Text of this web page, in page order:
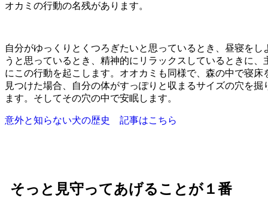
オカミの行動の名残があります。
自分がゆっくりとくつろぎたいと思っているとき、昼寝をし
うと思っているとき、精神的にリラックスしているときに、
にこの行動を起こします。オオカミも同様で、森の中で寝床
見つけた場合、自分の体がすっぽりと収まるサイズの穴を掘
ます。そしてその穴の中で安眠します。
意外と知らない犬の歴史 記事はこちら
そっと見守ってあげることが１番